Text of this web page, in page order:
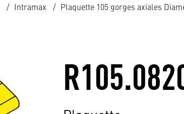
Intramax Plaquette 105 gorges axiales